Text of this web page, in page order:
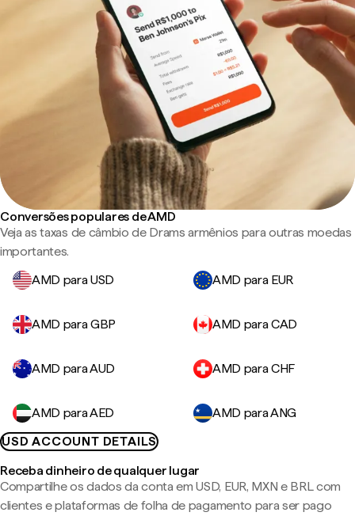
Conversões populares de AMD
Veja as taxas de câmbio de Drams armênios para outras moedas
importantes.
AMD para USD
AMD para EUR
AMD para GBP AMD para CAD
AMD para AUD AMD para CHF
AMD para AED
AMD para ANG
USD ACCOUNT DETAILS
Receba dinheiro de qualquer lugar
Compartilhe os dados da conta em USD, EUR, MXN e BRL com
clientes e plataformas de folha de pagamento para ser pago